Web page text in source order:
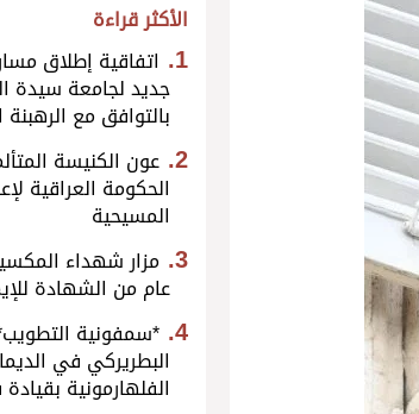
الأكثر قراءة
اتفاقية إطلاق
جديد لجامعة سيدة
بالتوافق مع
عون الكنيسة
الحكومة العراقية
المسيحية
مزار شهداء
عام من الشهادة
*سمفونية
البطريركي في
الفلهارمونية بقيادة